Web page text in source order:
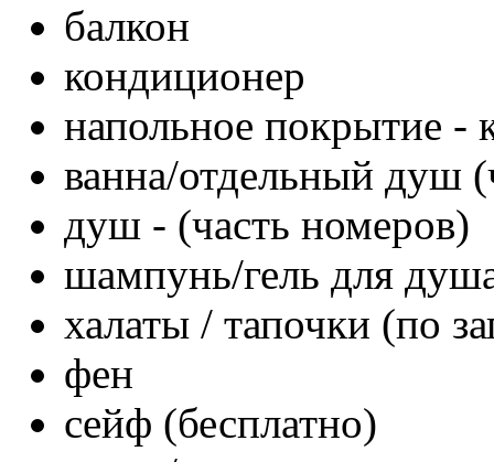
балкон
кондиционер
напольное покрытие -
ванна/отдельный душ
душ - (часть номеров)
шампунь/гель для
халаты / тапочки (по
фен
сейф (бесплатно)